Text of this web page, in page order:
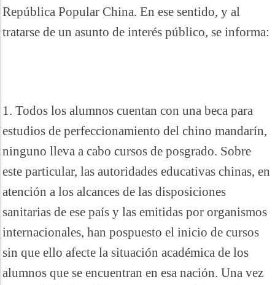
República Popular China. En ese sentido, y al
tratarse de un asunto de interés público, se informa:
1. Todos los alumnos cuentan con una beca para
estudios de perfeccionamiento del chino mandarín,
ninguno lleva a cabo cursos de posgrado. Sobre
este particular, las autoridades educativas chinas, en
atención a los alcances de las disposiciones
sanitarias de ese país y las emitidas por organismos
internacionales, han pospuesto el inicio de cursos
sin que ello afecte la situación académica de los
alumnos que se encuentran en esa nación. Una vez